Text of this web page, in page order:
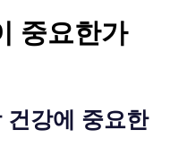
중요한가
건강에 중요한